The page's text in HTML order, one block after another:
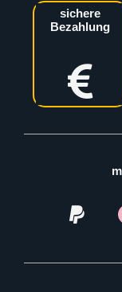
sichere
Bezahlung